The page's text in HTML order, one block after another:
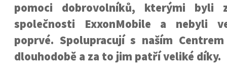
pomoci dobrovolníků, kterými byli
společnosti ExxonMobile a nebyli
poprvé. Spolupracují s naším
dlouhodobě a za to jim patří veliké díky.